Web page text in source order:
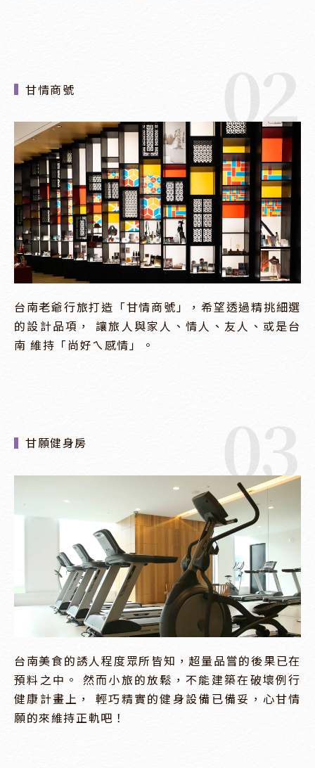
甘情商號 02
台南老爺行旅打造「甘情商號」，希望透過精挑細選
的設計品項， 讓旅人與家人、情人、友人、或是台
南 維持「尚好ㄟ感情」。
甘願健身房 03
台南美食的誘人程度眾所皆知，超量品嘗的後果已在
預料之中。 然而小旅的放鬆，不能建築在破壞例行
健康計畫上， 輕巧精實的健身設備已備妥，心甘情
願的來維持正軌吧！